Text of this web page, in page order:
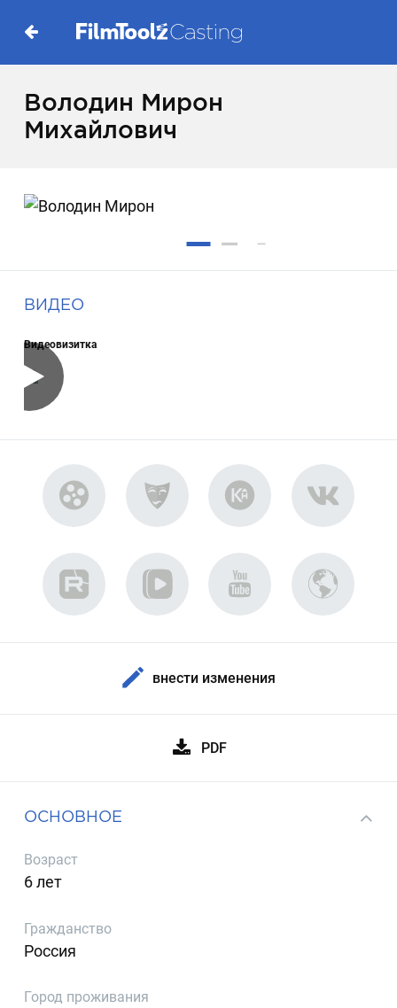
Володин Мирон
Михайлович
ВИДЕО
Видеовизитка
внести изменения
PDF
ОСНОВНОЕ
Возраст
6 лет
Гражданство
Россия
Город проживания